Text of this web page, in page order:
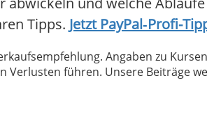
Tipps. Jetzt PayPal‑Profi-
Angaben zu
Verlusten führen. Unsere Beiträge